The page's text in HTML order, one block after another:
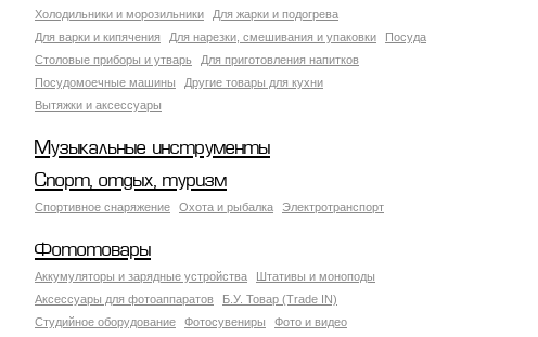
Холодильники и морозильники
Для жарки и подогрева
Для варки и кипячения
Для нарезки, смешивания и упаковки
Посуда
Столовые приборы и утварь
Для приготовления напитков
Посудомоечные машины
Другие товары для кухни
Вытяжки и аксессуары
Музыкальные инструменты
Спорт, отдых, туризм
Спортивное снаряжение Охота и рыбалка Электротранспорт
Фототовары
Аккумуляторы и зарядные устройства
Штативы и моноподы
Аксессуары для фотоаппаратов
Б.У. Товар (Trade IN)
Студийное оборудование
Фотосувениры
Фото и видео